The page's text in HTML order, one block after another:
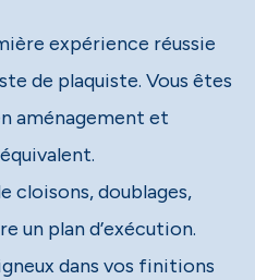
expérience réussie
de plaquiste. Vous êtes
aménagement et
cloisons, doublages,
un plan d’exécution.
dans vos finitions